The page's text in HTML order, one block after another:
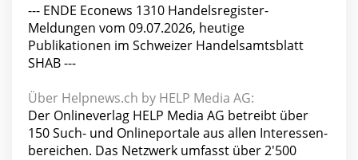
--- ENDE Econews 1310 Handelsregister-
Meldungen vom 09.07.2026, heutige
Publikationen im Schweizer Handelsamtsblatt
SHAB ---
Über Helpnews.ch by HELP Media AG:
Der Onlineverlag HELP Media AG betreibt über
150 Such- und Onlineportale aus allen Interessen-
bereichen. Das Netzwerk umfasst über 2'500